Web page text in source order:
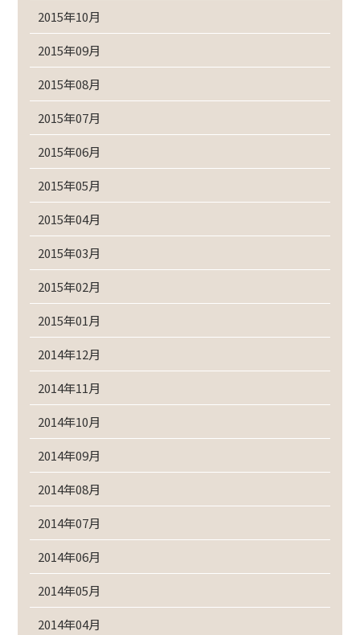
2015年10月
2015年09月
2015年08月
2015年07月
2015年06月
2015年05月
2015年04月
2015年03月
2015年02月
2015年01月
2014年12月
2014年11月
2014年10月
2014年09月
2014年08月
2014年07月
2014年06月
2014年05月
2014年04月